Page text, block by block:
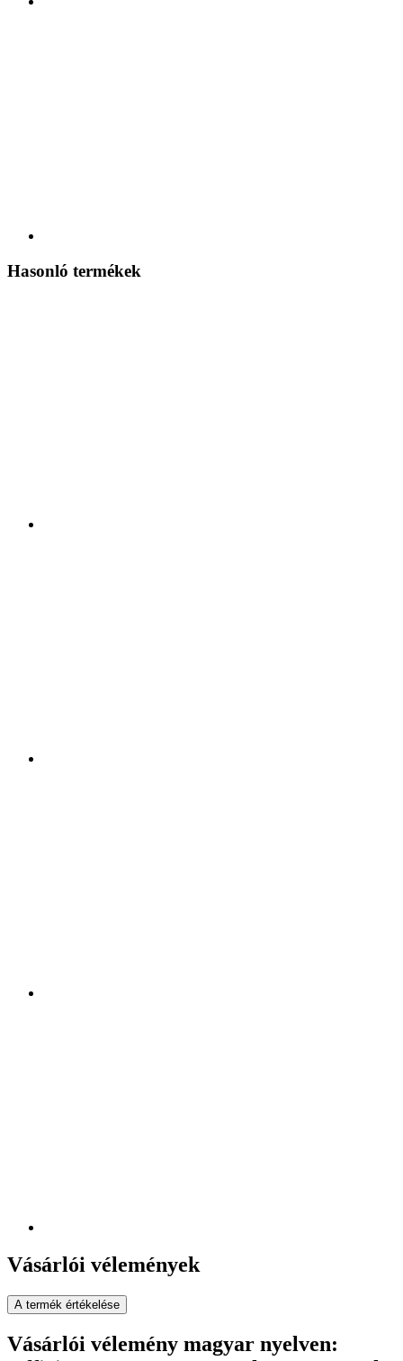
Hasonló termékek
Vásárlói vélemények
A termék értékelése
Vásárlói vélemény magyar nyelven: